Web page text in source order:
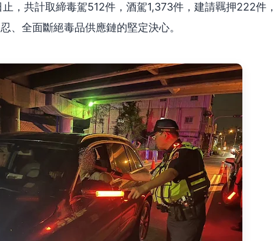
，共計取締毒駕512件，酒駕1,373件，建請羈押222件，
、全面斷絕毒品供應鏈的堅定決心。